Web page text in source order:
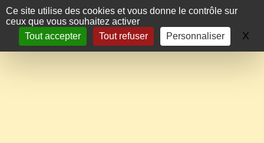
Panneau de gestion des cookies
Ce site utilise des cookies et vous donne le contrôle sur
ceux que vous souhaitez activer
Tout accepter
Tout refuser Personnaliser X